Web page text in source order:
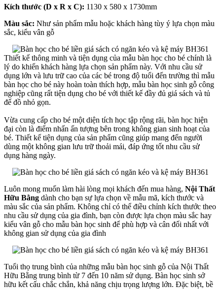
Kích thước (D x R x C): 1130 x 580 x 1730mm
Màu sắc: Như sản phẩm mẫu hoặc khách hàng tùy ý lựa chọn màu
sắc, kiểu vân gỗ
Thiết kế thông minh và tiện dụng của mẫu bàn học cho bé chính là
lý do khiến khách hàng lựa chọn sản phẩm này. Với nhu cầu sử
dụng lớn và lưu trữ cao của các bé trong độ tuổi đến trường thì mẫu
bàn học cho bé này hoàn toàn thích hợp, mẫu bàn học sinh gỗ công
nghiệp cũng rất tiện dụng cho bé với thiết kế đầy đủ giá sách và tủ
để đồ nhỏ gọn.
Vừa cung cấp cho bé một diện tích học tập rộng rãi, bàn học hiện
đại còn là điểm nhấn ấn tượng bên trong không gian sinh hoạt của
bé. Thiết kế tiện dụng của sản phẩm cũng giúp mang đến người
dùng một không gian lưu trữ thoải mái, đáp ứng tốt nhu cầu sử
dụng hàng ngày.
Luôn mong muốn làm hài lòng mọi khách đến mua hàng, Nội Thất
Hữu Bằng dành cho bạn sự lựa chọn về mẫu mã, kích thước và
màu sắc của sản phẩm. Không chỉ có thể điều chỉnh kích thước theo
nhu cầu sử dụng của gia đình, bạn còn được lựa chọn màu sắc hay
kiểu vân gỗ cho mẫu bàn học sinh để phù hợp và cân đối nhất với
không gian sử dụng của gia đình
Tuổi thọ trung bình của những mẫu bàn học sinh gỗ của Nội Thất
Hữu Bằng trung bình từ 7 đến 10 năm sử dụng. Bàn học sinh sở
hữu kết cấu chắc chắn, khả năng chịu trọng lượng lớn. Đặc biệt, bề